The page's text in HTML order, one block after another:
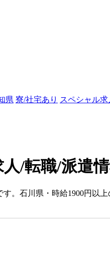
県 寮/社宅あり スペシャル求
/転職/派遣
。石川県・時給1900円